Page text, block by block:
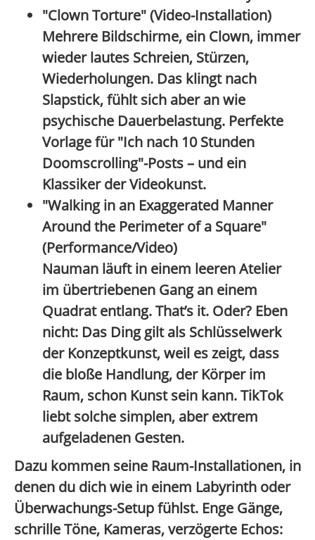
"Clown Torture" (Video-Installation)
Mehrere Bildschirme, ein Clown, immer
wieder lautes Schreien, Stürzen,
Wiederholungen. Das klingt nach
Slapstick, fühlt sich aber an wie
psychische Dauerbelastung. Perfekte
Vorlage für "Ich nach 10 Stunden
Doomscrolling"-Posts – und ein
Klassiker der Videokunst.
"Walking in an Exaggerated Manner
Around the Perimeter of a Square"
(Performance/Video)
Nauman läuft in einem leeren Atelier
im übertriebenen Gang an einem
Quadrat entlang. That’s it. Oder? Eben
nicht: Das Ding gilt als Schlüsselwerk
der Konzeptkunst, weil es zeigt, dass
die bloße Handlung, der Körper im
Raum, schon Kunst sein kann. TikTok
liebt solche simplen, aber extrem
aufgeladenen Gesten.
Dazu kommen seine Raum-Installationen, in
denen du dich wie in einem Labyrinth oder
Überwachungs-Setup fühlst. Enge Gänge,
schrille Töne, Kameras, verzögerte Echos: